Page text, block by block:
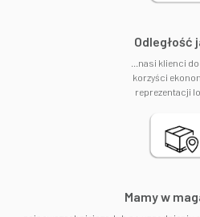
Odległość
...nasi klienci
korzyści
reprezentacji
​Mamy w